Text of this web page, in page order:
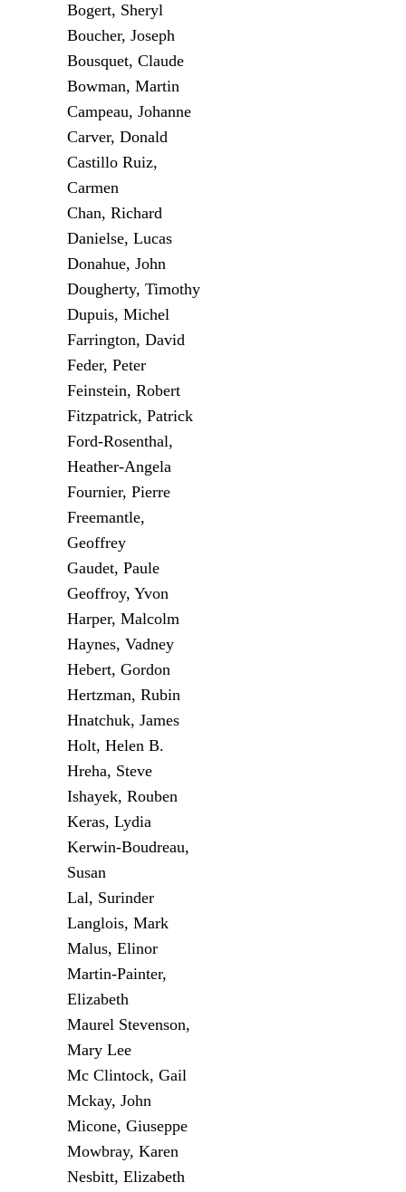
Bogert, Sheryl
Boucher, Joseph
Bousquet, Claude
Bowman, Martin
Campeau, Johanne
Carver, Donald
Castillo Ruiz,
Carmen
Chan, Richard
Danielse, Lucas
Donahue, John
Dougherty, Timothy
Dupuis, Michel
Farrington, David
Feder, Peter
Feinstein, Robert
Fitzpatrick, Patrick
Ford-Rosenthal,
Heather-Angela
Fournier, Pierre
Freemantle,
Geoffrey
Gaudet, Paule
Geoffroy, Yvon
Harper, Malcolm
Haynes, Vadney
Hebert, Gordon
Hertzman, Rubin
Hnatchuk, James
Holt, Helen B.
Hreha, Steve
Ishayek, Rouben
Keras, Lydia
Kerwin-Boudreau,
Susan
Lal, Surinder
Langlois, Mark
Malus, Elinor
Martin-Painter,
Elizabeth
Maurel Stevenson,
Mary Lee
Mc Clintock, Gail
Mckay, John
Micone, Giuseppe
Mowbray, Karen
Nesbitt, Elizabeth